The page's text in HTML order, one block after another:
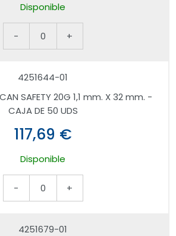
Disponible
- 0 +
4251644-01
SAFETY 20G 1,1 mm. X 32 mm. -
CAJA DE 50 UDS
117,69 €
Disponible
- 0 +
4251679-01